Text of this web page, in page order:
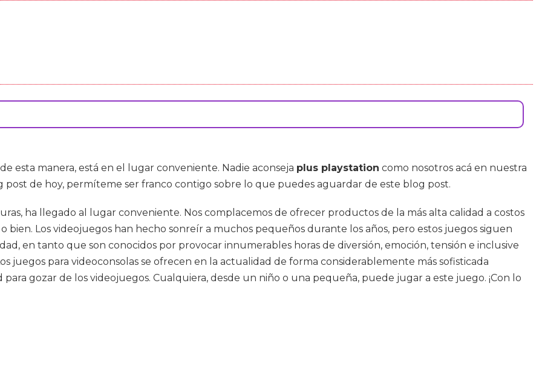
de esta manera, está en el lugar conveniente. Nadie aconseja plus playstation como nosotros acá en nuestra
de hoy, permíteme ser franco contigo sobre lo que puedes aguardar de este blog post.
ha llegado al lugar conveniente. Nos complacemos de ofrecer productos de la más alta calidad a costos
bien. Los videojuegos han hecho sonreír a muchos pequeños durante los años, pero estos juegos siguen
en tanto que son conocidos por provocar innumerables horas de diversión, emoción, tensión e inclusive
juegos para videoconsolas se ofrecen en la actualidad de forma considerablemente más sofisticada
gozar de los videojuegos. Cualquiera, desde un niño o una pequeña, puede jugar a este juego. ¡Con lo